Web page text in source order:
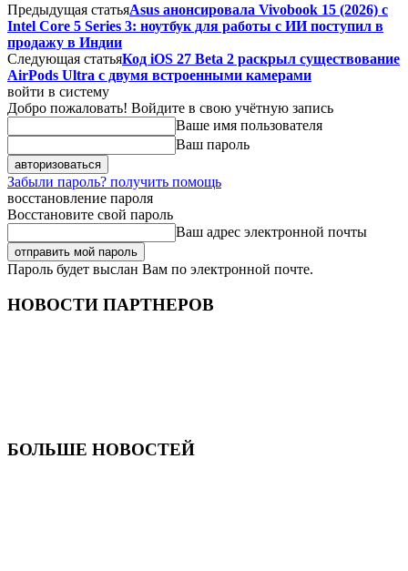
Предыдущая статьяAsus анонсировала Vivobook 15 (2026) с
Intel Core 5 Series 3: ноутбук для работы с ИИ поступил в
продажу в Индии
Следующая статьяКод iOS 27 Beta 2 раскрыл существование
AirPods Ultra с двумя встроенными камерами
войти в систему
Добро пожаловать! Войдите в свою учётную запись
Ваше имя пользователя
Ваш пароль
Забыли пароль? получить помощь
восстановление пароля
Восстановите свой пароль
Ваш адрес электронной почты
Пароль будет выслан Вам по электронной почте.
НОВОСТИ ПАРТНЕРОВ
БОЛЬШЕ НОВОСТЕЙ